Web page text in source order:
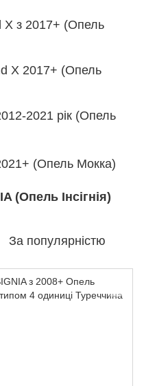
X з 2017+ (Опель
X 2017+ (Опель
2021 рік (Опель
(Опель Мокка)
(Опель Інсігнія)
За популярністю